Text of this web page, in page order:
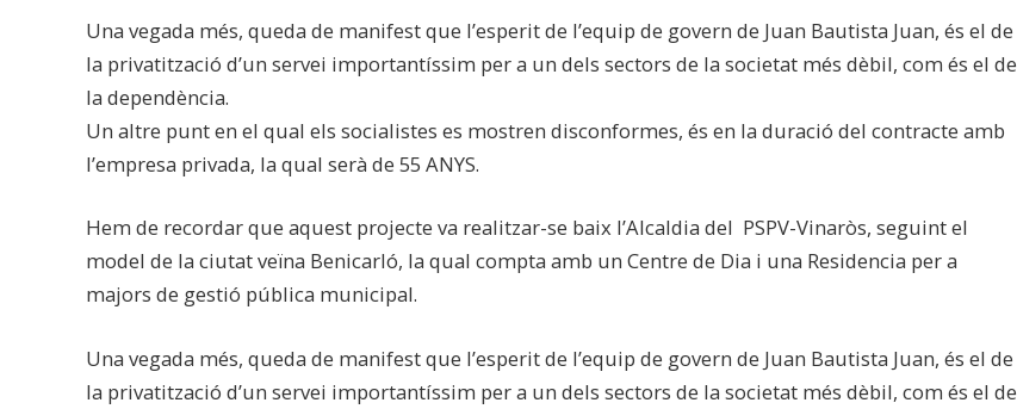
Una vegada més, queda de manifest que l’esperit de l’equip de govern de Juan Bautista Juan, és el de
la privatització d’un servei importantíssim per a un dels sectors de la societat més dèbil, com és el de
la dependència.
Un altre punt en el qual els socialistes es mostren disconformes, és en la duració del contracte amb
l’empresa privada, la qual serà de 55 ANYS.
Hem de recordar que aquest projecte va realitzar-se baix l’Alcaldia del PSPV-Vinaròs, seguint el
model de la ciutat veïna Benicarló, la qual compta amb un Centre de Dia i una Residencia per a
majors de gestió pública municipal.
Una vegada més, queda de manifest que l’esperit de l’equip de govern de Juan Bautista Juan, és el de
la privatització d’un servei importantíssim per a un dels sectors de la societat més dèbil, com és el de